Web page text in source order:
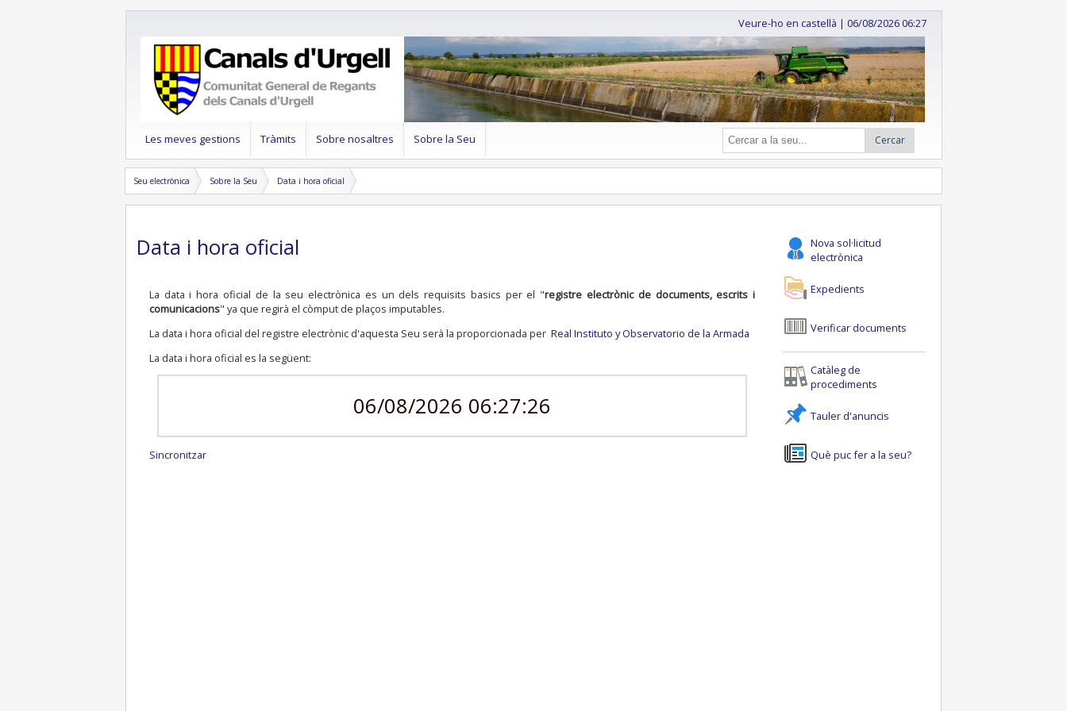
Veure-ho en castellà | 06/08/2026 06:27
Les meves gestions Tràmits Sobre nosaltres Sobre la Seu Cercar
Seu electrònica Sobre la Seu Data i hora oficial
Data i hora oficial
La data i hora oficial de la seu electrònica es un dels requisits basics per el "registre electrònic de documents, escrits i
comunicacions" ya que regirà el còmput de plaços imputables.
La data i hora oficial del registre electrònic d'aquesta Seu serà la proporcionada per Real Instituto y Observatorio de la Armada
La data i hora oficial es la següent:
06/08/2026 06:27:27
Sincronitzar
Nova sol·licitud
electrònica
Expedients
Verificar documents
Catàleg de
procediments
Tauler d'anuncis
Què puc fer a la seu?